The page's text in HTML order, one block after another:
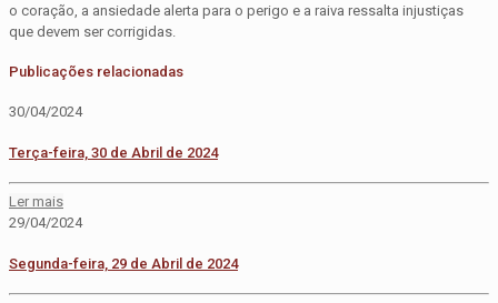
o coração, a ansiedade alerta para o perigo e a raiva ressalta injustiças
que devem ser corrigidas.
Publicações relacionadas
30/04/2024
Terça-feira, 30 de Abril de 2024
Ler mais
29/04/2024
Segunda-feira, 29 de Abril de 2024